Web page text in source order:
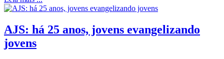
AJS: há 25 anos, jovens evangelizando
jovens